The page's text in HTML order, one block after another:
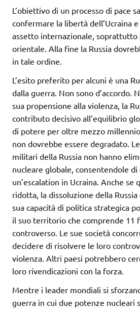
L’obiettivo di un processo di pace
confermare la libertà dell’Ucraina
assetto internazionale, soprattutto
orientale. Alla fine la Russia
in tale ordine.
L’esito preferito per alcuni è una
dalla guerra. Non sono d’accordo.
sua propensione alla violenza, la
contributo decisivo all’equilibrio
di potere per oltre mezzo
non dovrebbe essere degradato.
militari della Russia non hanno
nucleare globale, consentendole di
un’escalation in Ucraina. Anche se
ridotta, la dissoluzione della
sua capacità di politica strategica
il suo territorio che comprende 11
controverso. Le sue società
decidere di risolvere le loro
violenza. Altri paesi potrebbero
loro rivendicazioni con la forza.
Mentre i leader mondiali si
guerra in cui due potenze nucleari